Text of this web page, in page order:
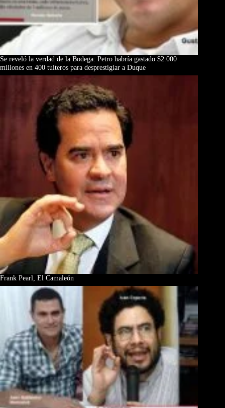
Se reveló la verdad de la Bodega: Petro habría gastado $2.000
millones en 400 tuiteros para desprestigiar a Duque
Frank Pearl, El Camaleón